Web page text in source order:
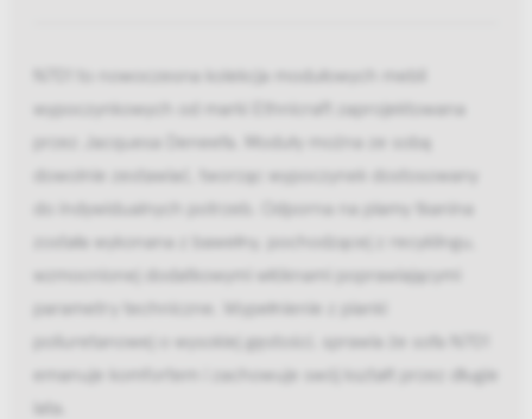
N701 to nowoczesna kolekcja modułowych mebli
wypoczynkowych od marki Ethnicraft zaprojektowana
przez Jacquesa Deneefa. Moduły można ze sobą
dowolnie zestawiać, tworząc wypoczynek dostosowany
do indywidualnych potrzeb. Odporna na plamy tkanina
została wykonana z bawełny, pochodzącej z recyklingu,
wzmocnionej dodatkowymi włóknami poprawiającymi
parametry techniczne. Wypełnienie z pianki
poliuretanowej o wysokiej gęstości, sprawia że sofa N701
emanuje komfortem i zachowuje swój kształt przez długie
lata.